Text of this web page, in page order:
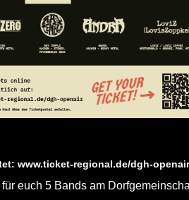
www.ticket-regional.de/dgh-openair
euch 5 Bands am